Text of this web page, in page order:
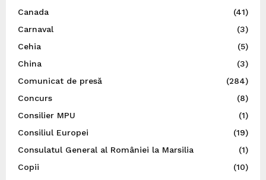
Canada
(41)
Carnaval
(3)
Cehia
(5)
China
(3)
Comunicat de presă
(284)
Concurs
(8)
Consilier MPU
(1)
Consiliul Europei
(19)
Consulatul General al României la Marsilia
(1)
Copii
(10)